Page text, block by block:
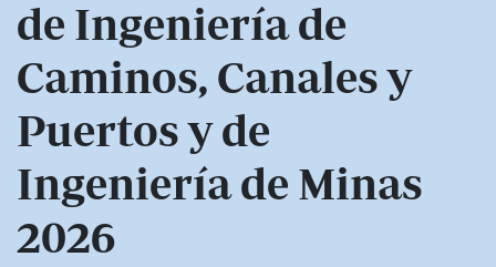
de Ingeniería de
Caminos, Canales y
Puertos y de
Ingeniería de Minas
2026